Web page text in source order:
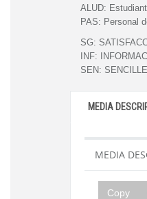
ALUD:
PAS: Personal
SG:
INF:
SEN:
MEDIA
MEDIA
Copy